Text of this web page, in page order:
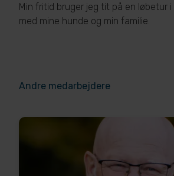
Min fritid bruger jeg tit på en løbetur
med mine hunde og min familie.
Andre medarbejdere